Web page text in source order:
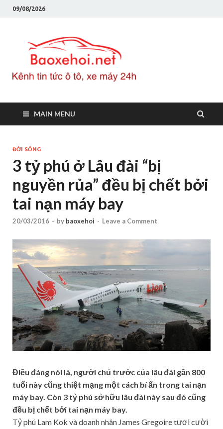
09/08/2026
MAIN MENU
ĐỜI SỐNG
3 tỷ phú ở Lâu đài “bị
nguyền rủa” đều bị chết bởi
tai nạn máy bay
20/03/2016 - by baoxehoi - Leave a Comment
Điều đáng nói là, người chủ trước của lâu đài gần 800
tuổi này cũng thiệt mạng một cách bí ẩn trong tai nạn
máy bay. Còn 3 tỷ phú sở hữu lâu đài này sau đó cũng
đều bị chết bởi tai nạn máy bay.
Tỷ phú Lam Kok và doanh nhân James Gregoire tươi cười